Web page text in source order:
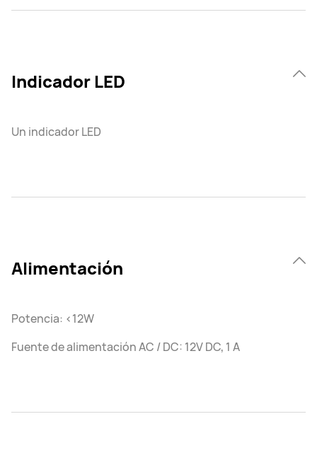
Indicador LED
Un indicador LED
Alimentación
Potencia: <12W
Fuente de alimentación AC / DC: 12V DC, 1 A